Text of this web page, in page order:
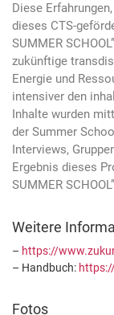
Diese
dieses CTS-
SUMMER
zukünftige
Energie und
intensiver den
Inhalte wurden
der Summer
Interviews,
Ergebnis dieses
SUMMER
Weitere
– https://
– Handbuch:
Fotos